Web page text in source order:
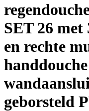
SET 26 met
en rechte
geborsteld